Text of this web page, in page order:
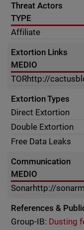
Threat Actors
TYPE
Affiliate
Extortion Links
MEDIO
TORhttp://
Extortion Types
Direct Extortion
Double Extortion
Free Data Leaks
Communication
MEDIO
Sonarhttp://
References &
Group-IB: Dusting